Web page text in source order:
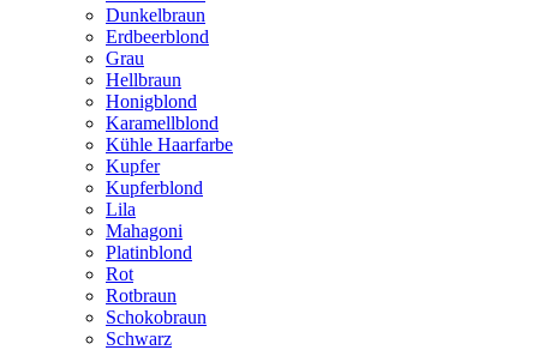
Dunkelbraun
Erdbeerblond
Grau
Hellbraun
Honigblond
Karamellblond
Kühle Haarfarbe
Kupfer
Kupferblond
Lila
Mahagoni
Platinblond
Rot
Rotbraun
Schokobraun
Schwarz